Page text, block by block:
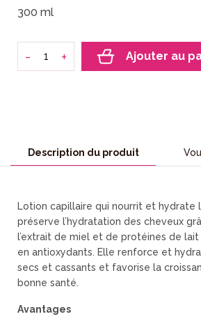
300 ml
+
- Ajouter au
Description du produit
Lotion capillaire qui nourrit et hydrate
préserve l’hydratation des cheveux
l’extrait de miel et de protéines de
en antioxydants. Elle renforce et
secs et cassants et favorise la
bonne santé.
Avantages